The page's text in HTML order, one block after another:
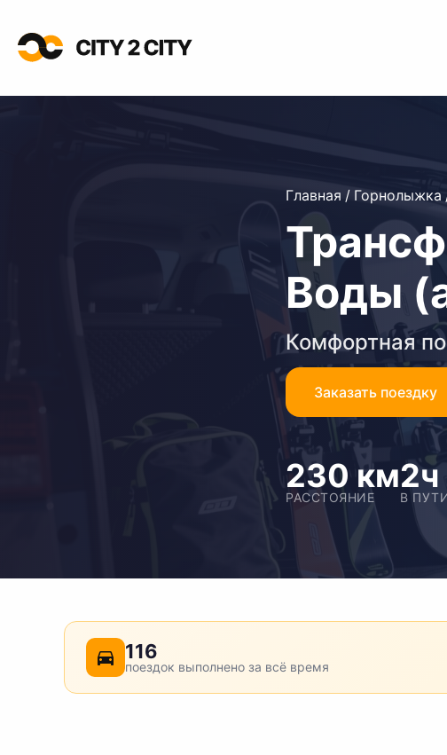
Главная / Горнолыжка
Воды
Комфортная
Заказать поездку
230 км
РАССТОЯНИЕ В
116
поездок выполнено за всё время